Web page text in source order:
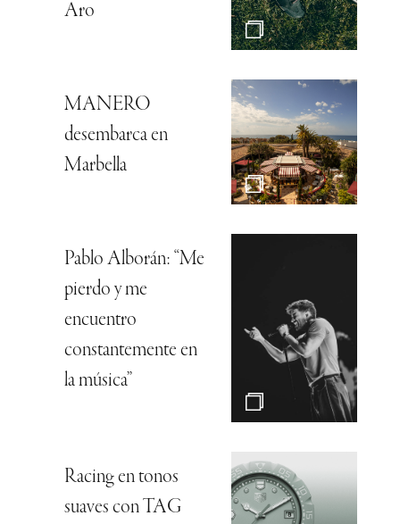
Aro
MANERO
desembarca en
Marbella
Pablo Alborán: “Me
pierdo y me
encuentro
constantemente en
la música”
Racing en tonos
suaves con TAG